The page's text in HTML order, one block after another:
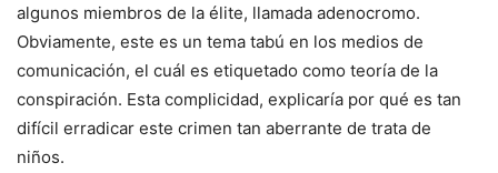
algunos miembros de la élite, llamada adenocromo.
Obviamente, este es un tema tabú en los medios de
comunicación, el cuál es etiquetado como teoría de la
conspiración. Esta complicidad, explicaría por qué es tan
difícil erradicar este crimen tan aberrante de trata de
niños.